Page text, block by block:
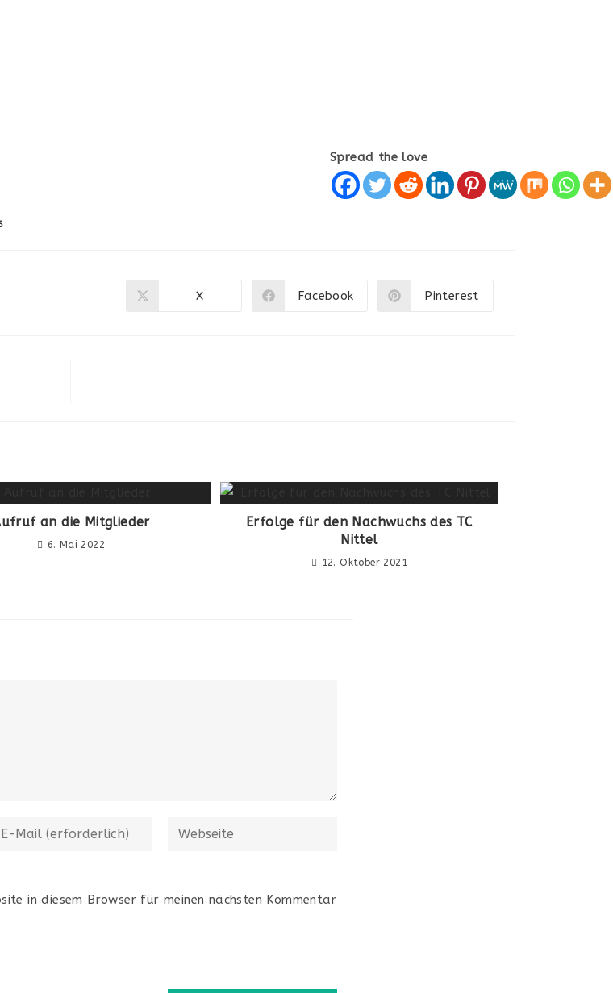
Spread the love
X Facebook Pinterest
an die Mitglieder
6. Mai 2022
Erfolge für den Nachwuchs des TC
Nittel
12. Oktober 2021
in diesem Browser für meinen nächsten Kommentar